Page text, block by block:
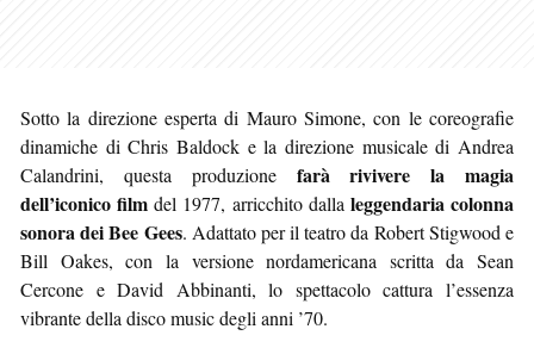
Sotto la direzione esperta di Mauro Simone, con le coreografie
dinamiche di Chris Baldock e la direzione musicale di Andrea
Calandrini, questa produzione farà rivivere la magia
dell’iconico film del 1977, arricchito dalla leggendaria colonna
sonora dei Bee Gees. Adattato per il teatro da Robert Stigwood e
Bill Oakes, con la versione nordamericana scritta da Sean
Cercone e David Abbinanti, lo spettacolo cattura l’essenza
vibrante della disco music degli anni ’70.